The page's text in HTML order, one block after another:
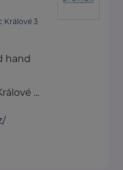
Králové 3
hand
...